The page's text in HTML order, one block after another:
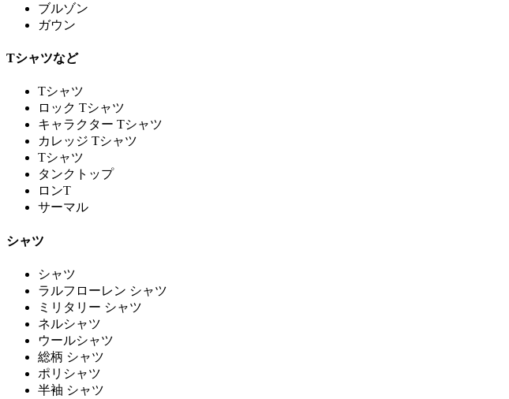
ブルゾン
ガウン
Tシャツなど
Tシャツ
ロック Tシャツ
キャラクター Tシャツ
カレッジ Tシャツ
Tシャツ
タンクトップ
ロンT
サーマル
シャツ
シャツ
ラルフローレン シャツ
ミリタリー シャツ
ネルシャツ
ウールシャツ
総柄 シャツ
ポリシャツ
半袖 シャツ